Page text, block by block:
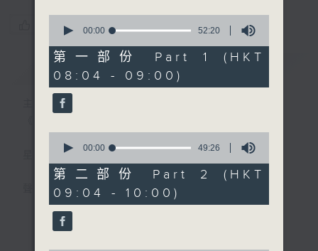
您喜歡這個節目嗎?
簡介 GIST
主持人：蕭洛汶
星期一至五
聲音更立體 意見更多元
「千禧年代」鼓勵聽眾及嘉賓作有觀點、有理
seconds
52
minutes,
20
seconds
00:00 52:20
第一部份 Part 1 (HKT
08:04 - 09:00)
seconds
49
minutes,
26
seconds
00:00 49:26
第二部份 Part 2 (HKT
09:04 - 10:00)